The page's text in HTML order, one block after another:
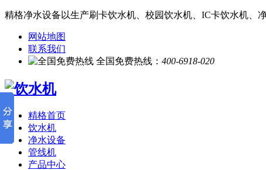
精格净水设备以生产刷卡饮水机、校园饮水机、IC卡饮水机、
网站地图
联系我们
全国免费热线： 400-6918-020
精格首页
饮水机
净水设备
管线机
产品中心